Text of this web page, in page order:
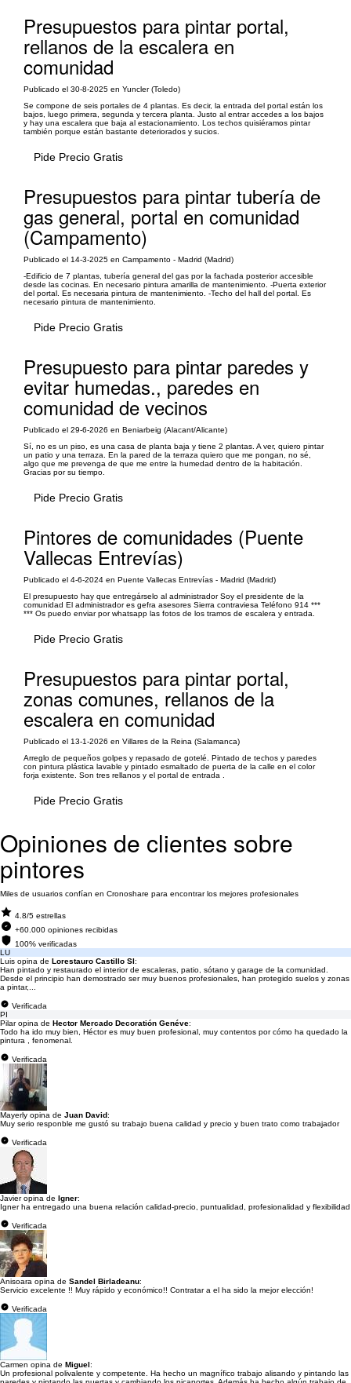
Presupuestos para pintar portal,
rellanos de la escalera en
comunidad
Publicado el 30-8-2025 en Yuncler (Toledo)
Se compone de seis portales de 4 plantas. Es decir, la entrada del portal están los
bajos, luego primera, segunda y tercera planta. Justo al entrar accedes a los bajos
y hay una escalera que baja al estacionamiento. Los techos quisiéramos pintar
también porque están bastante deteriorados y sucios.
Pide Precio Gratis
Presupuestos para pintar tubería de
gas general, portal en comunidad
(Campamento)
Publicado el 14-3-2025 en Campamento - Madrid (Madrid)
-Edificio de 7 plantas, tubería general del gas por la fachada posterior accesible
desde las cocinas. En necesario pintura amarilla de mantenimiento. -Puerta exterior
del portal. Es necesaria pintura de mantenimiento. -Techo del hall del portal. Es
necesario pintura de mantenimiento.
Pide Precio Gratis
Presupuesto para pintar paredes y
evitar humedas., paredes en
comunidad de vecinos
Publicado el 29-6-2026 en Beniarbeig (Alacant/Alicante)
Sí, no es un piso, es una casa de planta baja y tiene 2 plantas. A ver, quiero pintar
un patio y una terraza. En la pared de la terraza quiero que me pongan, no sé,
algo que me prevenga de que me entre la humedad dentro de la habitación.
Gracias por su tiempo.
Pide Precio Gratis
Pintores de comunidades (Puente
Vallecas Entrevías)
Publicado el 4-6-2024 en Puente Vallecas Entrevías - Madrid (Madrid)
El presupuesto hay que entregárselo al administrador Soy el presidente de la
comunidad El administrador es gefra asesores Sierra contraviesa Teléfono 914 ***
*** Os puedo enviar por whatsapp las fotos de los tramos de escalera y entrada.
Pide Precio Gratis
Presupuestos para pintar portal,
zonas comunes, rellanos de la
escalera en comunidad
Publicado el 13-1-2026 en Villares de la Reina (Salamanca)
Arreglo de pequeños golpes y repasado de gotelé. Pintado de techos y paredes
con pintura plástica lavable y pintado esmaltado de puerta de la calle en el color
forja existente. Son tres rellanos y el portal de entrada .
Pide Precio Gratis
Opiniones de clientes sobre
pintores
Miles de usuarios confían en Cronoshare para encontrar los mejores profesionales
4.8/5 estrellas
+60.000 opiniones recibidas
100% verificadas
LU
Luis opina de Lorestauro Castillo Sl:
Han pintado y restaurado el interior de escaleras, patio, sótano y garage de la comunidad.
Desde el principio han demostrado ser muy buenos profesionales, han protegido suelos y zonas
a pintar,...
Verificada
PI
Pilar opina de Hector Mercado Decoratión Genéve:
Todo ha ido muy bien, Héctor es muy buen profesional, muy contentos por cómo ha quedado la
pintura , fenomenal.
Verificada
Mayerly opina de Juan David:
Muy serio responble me gustó su trabajo buena calidad y precio y buen trato como trabajador
Verificada
Javier opina de Igner:
Igner ha entregado una buena relación calidad-precio, puntualidad, profesionalidad y flexibilidad
Verificada
Anisoara opina de Sandel Birladeanu:
Servicio excelente !! Muy rápido y económico!! Contratar a el ha sido la mejor elección!
Verificada
Carmen opina de Miguel:
Un profesional polivalente y competente. Ha hecho un magnífico trabajo alisando y pintando las